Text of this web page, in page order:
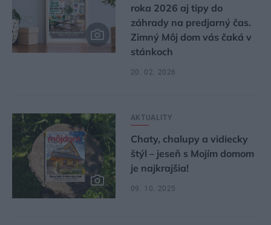
roka 2026 aj tipy do
záhrady na predjarný čas.
Zimný Môj dom vás čaká v
stánkoch
20. 02. 2026
AKTUALITY
Chaty, chalupy a vidiecky
štýl – jeseň s Mojím domom
je najkrajšia!
09. 10. 2025